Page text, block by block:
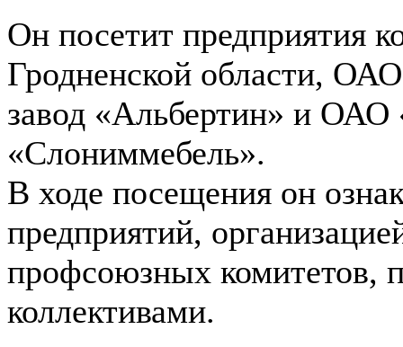
Он посетит предприятия
Гродненской области,
завод «Альбертин» и ОАО
«Слониммебель».
В ходе посещения он
предприятий,
профсоюзных комитетов,
коллективами.